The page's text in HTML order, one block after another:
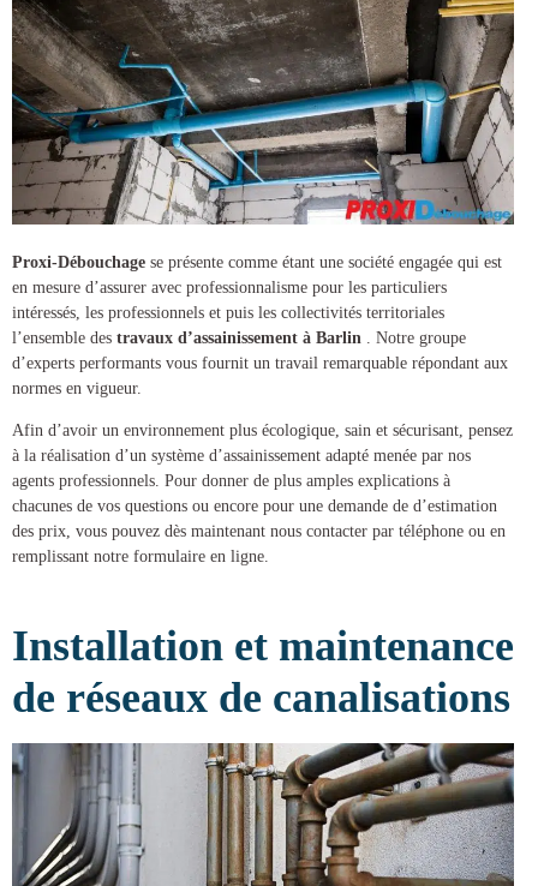
Proxi-Débouchage se présente comme étant une société engagée qui est
en mesure d’assurer avec professionnalisme pour les particuliers
intéressés, les professionnels et puis les collectivités territoriales
l’ensemble des travaux d’assainissement à Barlin
. Notre groupe
d’experts performants vous fournit un travail remarquable répondant aux
normes en vigueur.
Afin d’avoir un environnement plus écologique, sain et sécurisant, pensez
à la réalisation d’un système d’assainissement adapté menée par nos
agents professionnels. Pour donner de plus amples explications à
chacunes de vos questions ou encore pour une demande de d’estimation
des prix, vous pouvez dès maintenant nous contacter par téléphone ou en
remplissant notre formulaire en ligne.
Installation et maintenance
de réseaux de canalisations